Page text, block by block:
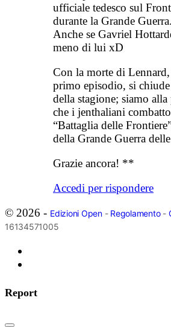
ufficiale tedesco sul
durante la Grande Guerra.
Anche se Gavriel
meno di lui xD
Con la morte di Lennard,
primo episodio, si
della stagione; siamo
che i jenthaliani
“Battaglia delle
della Grande Guerra
Grazie ancora! **
Accedi per rispondere
© 2026 - Edizioni Open- Regolamento-
16134571005
Report